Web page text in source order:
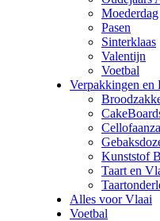
Moederdag
Pasen
Sinterklaas
Valentijn
Voetbal
Verpakkingen en
Kunststof
Taart en
Alles voor Vlaai
Voetbal